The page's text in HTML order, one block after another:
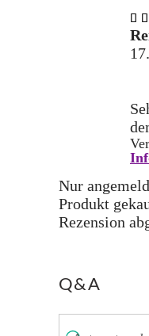
Nur
Produkt
Rezension
Q&A